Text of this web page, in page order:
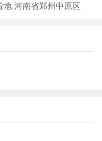
地:河南省郑州中原区